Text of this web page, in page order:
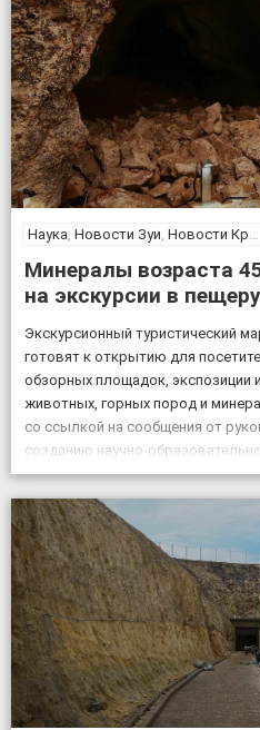
Наука Новости Зуи Новости Крыма
Минералы возраста
на экскурсии в
Экскурсионный туристический
готовят к открытию для
обзорных площадок, экспозиции
животных, горных пород и
со ссылкой на сообщения от
созданию научно-
комплекса на базе пещеры
Крымского федерального
протяжении […]